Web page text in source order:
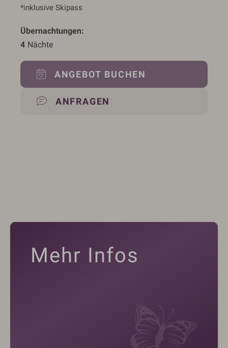
*inklusive Skipass
Übernachtungen
4 Nächte
ANGEBOT BUCHEN
ANFRAGEN
Mehr Infos